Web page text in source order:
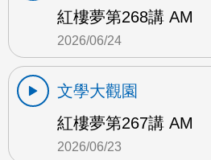
紅樓夢第268講 AM
2026/06/24
文學大觀園
紅樓夢第267講 AM
2026/06/23